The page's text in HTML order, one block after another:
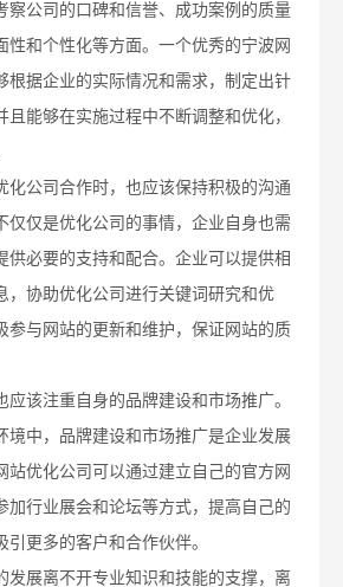
察公司的口碑和信誉、成功案例的质量
性和个性化等方面。一个优秀的宁波网
根据企业的实际情况和需求，制定出针
且能够在实施过程中不断调整和优化，
化公司合作时，也应该保持积极的沟通
仅仅是优化公司的事情，企业自身也需
供必要的支持和配合。企业可以提供相
，协助优化公司进行关键词研究和优
参与网站的更新和维护，保证网站的质
应该注重自身的品牌建设和市场推广。
境中，品牌建设和市场推广是企业发展
站优化公司可以通过建立自己的官方网
加行业展会和论坛等方式，提高自己的
更多的客户和合作伙伴。
发展离不开专业知识和技能的支撑，离